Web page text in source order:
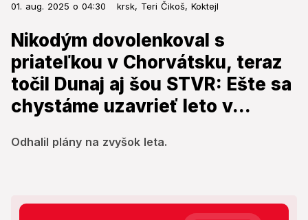
01. aug. 2025 o 04:30 krsk, Teri Čikoš, Koktejl
Nikodým dovolenkoval s
priateľkou v Chorvátsku, teraz
točil Dunaj aj šou STVR: Ešte sa
chystáme uzavrieť leto v...
Odhalil plány na zvyšok leta.
Nikodým dovolenkoval s
priateľkou v Chorvátsku, teraz
točil Dunaj aj šou STVR: Ešte sa
chystáme uzavrieť leto v...
Odhalil plány na zvyšok leta.